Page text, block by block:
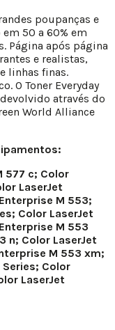
poupanças e
50 a 60% em
Página após página
e realistas,
linhas finas.
O Toner Everyday
através do
World Alliance
577 c; Color
LaserJet
M 553;
Color LaserJet
M 553
n; Color LaserJet
M 553 xm;
Series; Color
LaserJet